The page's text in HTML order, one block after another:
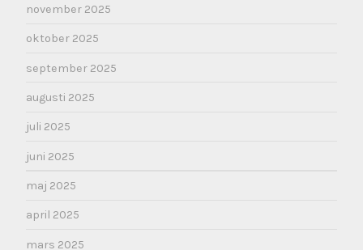
november 2025
oktober 2025
september 2025
augusti 2025
juli 2025
juni 2025
maj 2025
april 2025
mars 2025